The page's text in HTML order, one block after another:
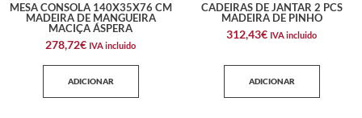
MESA CONSOLA 140X35X76 CM
MADEIRA DE MANGUEIRA
MACIÇA ÁSPERA
278,72€ IVA incluido
ADICIONAR
CADEIRAS DE JANTAR 2 PCS
MADEIRA DE PINHO
312,43€ IVA incluido
ADICIONAR